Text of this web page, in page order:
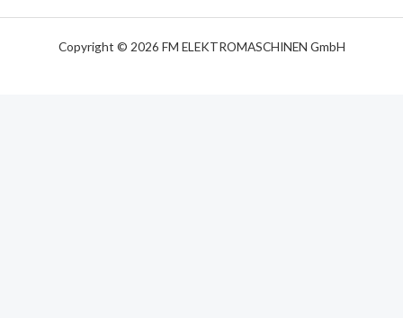
Copyright © 2026 FM ELEKTROMASCHINEN GmbH